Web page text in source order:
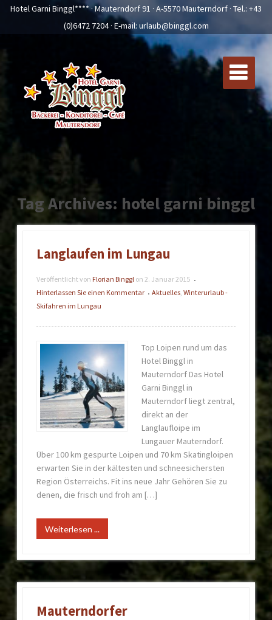
Hotel Garni Binggl**** · Mauterndorf 91 · A-5570 Mauterndorf · Tel.: +43
(0)6472 7204· E-mail: urlaub@binggl.com
Tag Archives: hotel garni binggl
Langlaufen im Lungau
Veröffentlicht von Florian Binggl on 2. Januar 2015 •
Hinterlassen Sie einen Kommentar • Aktuelles,Winterurlaub -
Skifahren im Lungau
Top Loipen rund um das
Hotel Binggl in
Mauterndorf Das Hotel
Garni Binggl in
Mauterndorf liegt zentral,
direkt an der
Langlaufloipe im
Lungauer Mauterndorf.
Über 100 km gespurte Loipen und 70 km Skatingloipen
erwarten Sie in der kältesten und schneesichersten
Region Österreichs. Fit ins neue Jahr Gehören Sie zu
denen, die frisch und froh am […]
Weiterlesen ...
Mauterndorfer